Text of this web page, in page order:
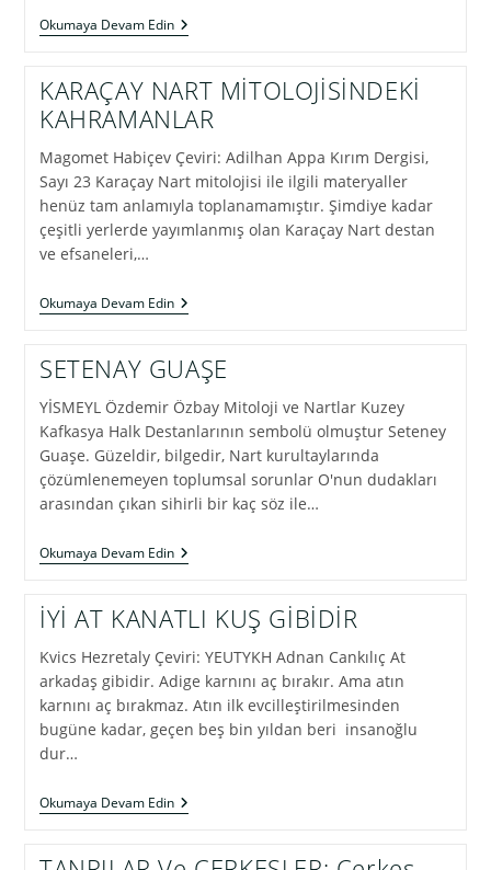
Okumaya Devam EdinSOSKAN
SOLSA,
KARDEŞ
VE
ALTMIŞ
NÄRT
ERSTXÓ
KARAÇAY NART MİTOLOJİSİNDEKİ
KAHRAMANLAR
Magomet Habiçev Çeviri: Adilhan Appa Kırım Dergisi,
Sayı 23 Karaçay Nart mitolojisi ile ilgili materyaller
henüz tam anlamıyla toplanamamıştır. Şimdiye kadar
çeşitli yerlerde yayımlanmış olan Karaçay Nart destan
ve efsaneleri,…
Okumaya Devam EdinKARAÇAY
NART
KAHRAMANLAR
SETENAY GUAŞE
YİSMEYL Özdemir Özbay Mitoloji ve Nartlar Kuzey
Kafkasya Halk Destanlarının sembolü olmuştur Seteney
Guaşe. Güzeldir, bilgedir, Nart kurultaylarında
çözümlenemeyen toplumsal sorunlar O'nun dudakları
arasından çıkan sihirli bir kaç söz ile…
Okumaya Devam EdinSETENAY
GUAŞE
İYİ AT KANATLI KUŞ GİBİDİR
Kvics Hezretaly Çeviri: YEUTYKH Adnan Cankılıç At
arkadaş gibidir. Adige karnını aç bırakır. Ama atın
karnını aç bırakmaz. Atın ilk evcilleştirilmesinden
bugüne kadar, geçen beş bin yıldan beri insanoğlu
dur…
Okumaya Devam EdinİYİ
AT
KUŞ